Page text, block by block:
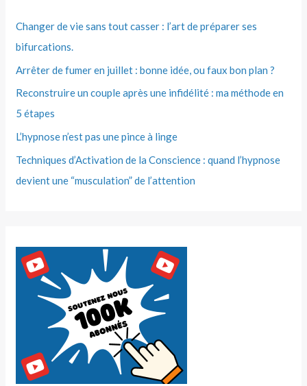
Changer de vie sans tout casser : l’art de préparer ses
bifurcations.
Arrêter de fumer en juillet : bonne idée, ou faux bon plan ?
Reconstruire un couple après une infidélité : ma méthode en
5 étapes
L’hypnose n’est pas une pince à linge
Techniques d’Activation de la Conscience : quand l’hypnose
devient une “musculation” de l’attention